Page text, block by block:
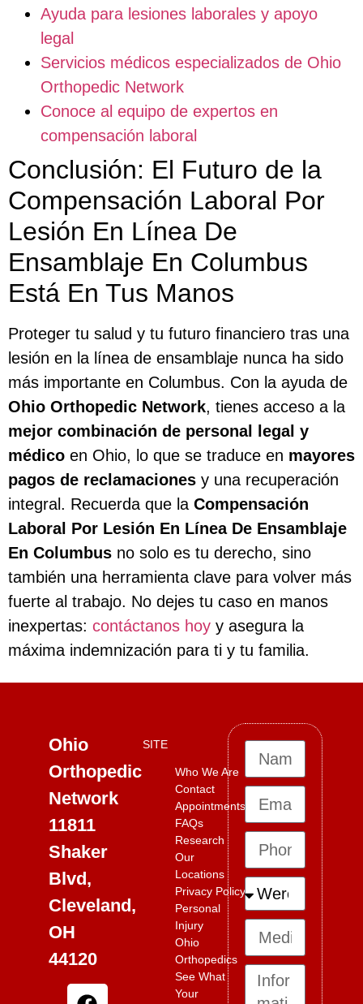
Ayuda para lesiones laborales y apoyo
legal
Servicios médicos especializados de Ohio
Orthopedic Network
Conoce al equipo de expertos en
compensación laboral
Conclusión: El Futuro de la
Compensación Laboral Por
Lesión En Línea De
Ensamblaje En Columbus
Está En Tus Manos
Proteger tu salud y tu futuro financiero tras una
lesión en la línea de ensamblaje nunca ha sido
más importante en Columbus. Con la ayuda de
Ohio Orthopedic Network, tienes acceso a la
mejor combinación de personal legal y
médico en Ohio, lo que se traduce en mayores
pagos de reclamaciones y una recuperación
integral. Recuerda que la Compensación
Laboral Por Lesión En Línea De Ensamblaje
En Columbus no solo es tu derecho, sino
también una herramienta clave para volver más
fuerte al trabajo. No dejes tu caso en manos
inexpertas: contáctanos hoy y asegura la
máxima indemnización para ti y tu familia.
Ohio
Orthopedic
Network
11811
Shaker
Blvd,
Cleveland,
OH
44120
SITE
Who We Are
Contact
Appointments
FAQs
Research
Our
Locations
Privacy Policy
Personal
Injury
Ohio
Orthopedics
See What
Your